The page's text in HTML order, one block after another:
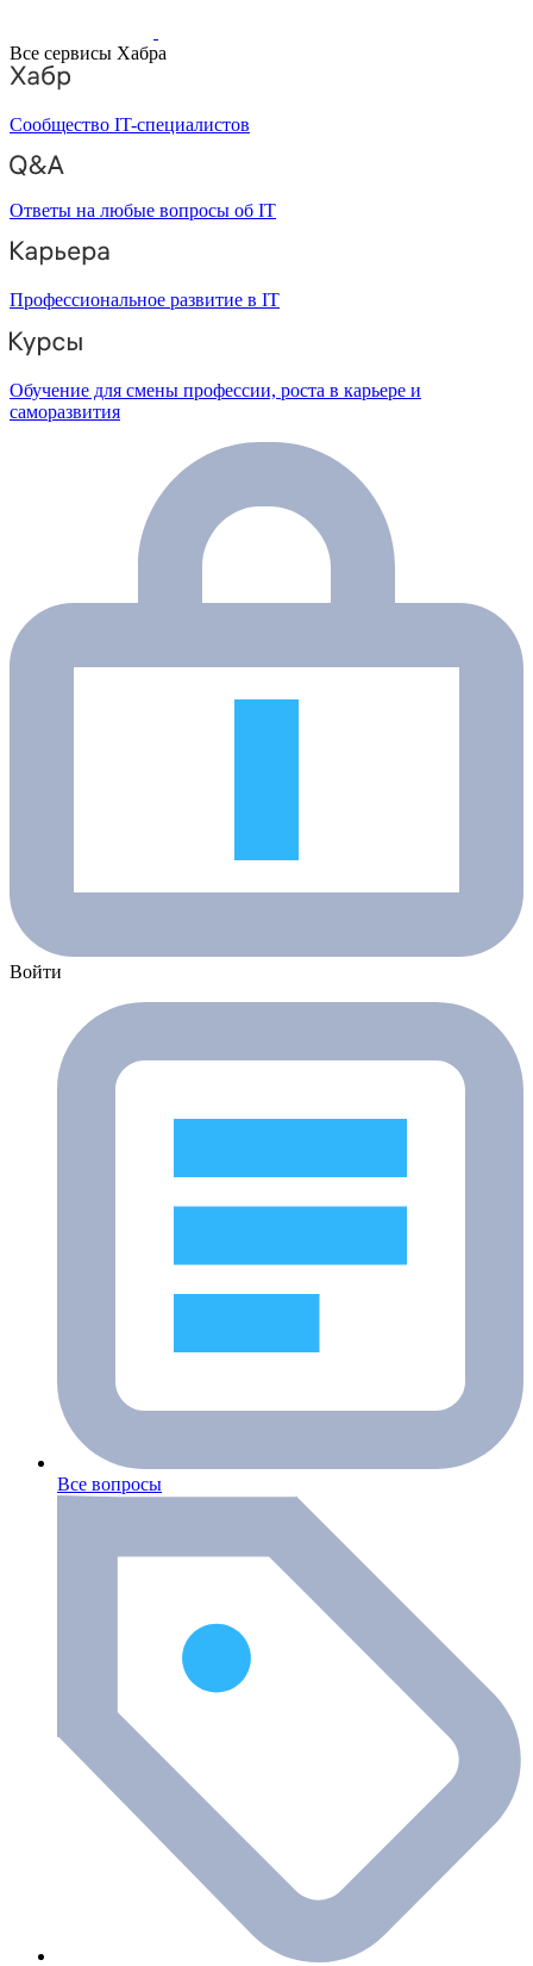
Все сервисы Хабра
Сообщество IT-специалистов
Ответы на любые вопросы об IT
Профессиональное развитие в IT
Обучение для смены профессии, роста в карьере и
саморазвития
Войти
Все вопросы